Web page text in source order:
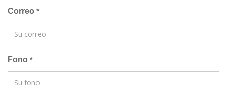
Correo *
Fono *